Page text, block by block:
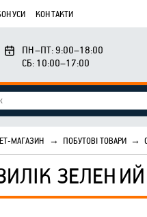
КОНТАКТИ
ПН–ПТ: 9:00–18:00
СБ: 10:00–17:00
МАГАЗИН → ПОБУТОВІ ТОВАРИ →